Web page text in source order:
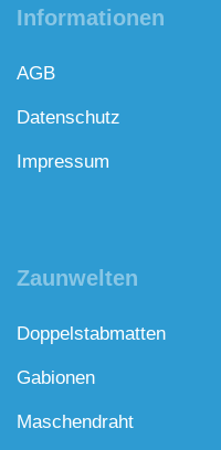
Informationen
AGB
Datenschutz
Impressum
Zaunwelten
Doppelstabmatten
Gabionen
Maschendraht